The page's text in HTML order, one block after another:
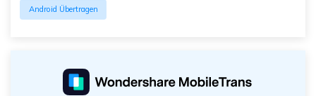
Android Übertragen